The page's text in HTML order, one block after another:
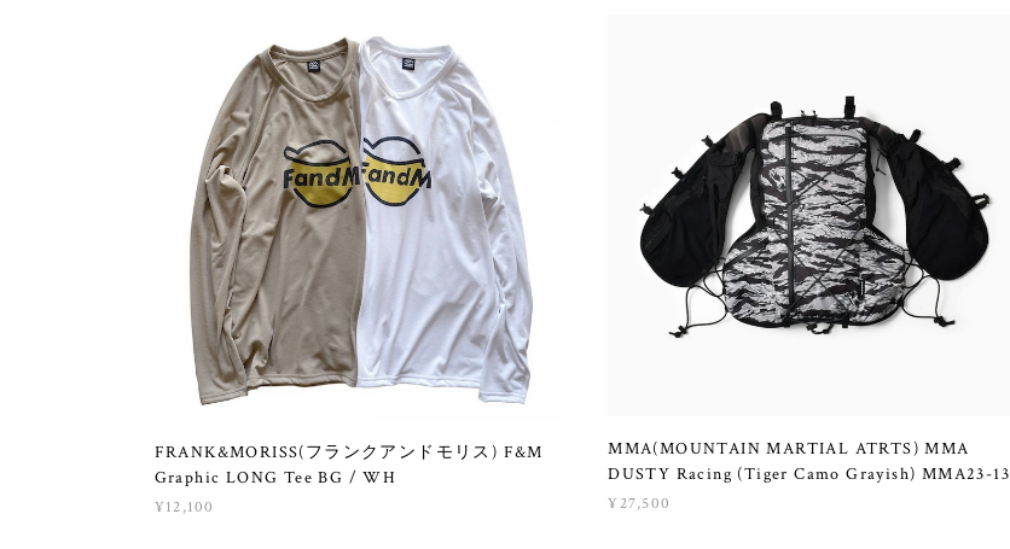
FRANK&MORISS(フランクアンドモリス) F&M
Graphic LONG Tee BG / WH
¥12,100
MMA(MOUNTAIN MARTIAL ATRTS) MMA
DUSTY Racing (Tiger Camo Grayish) MMA23-13
¥27,500